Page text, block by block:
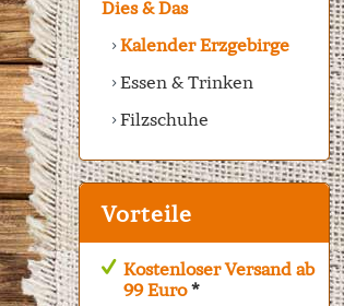
Dies & Das
Kalender Erzgebirge
Essen & Trinken
Filzschuhe
Vorteile
Kostenloser Versand ab
99 Euro*